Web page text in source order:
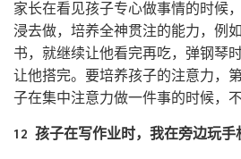
家长在看见孩子专心做事情的时候
浸去做，培养全神贯注的能力，例
书，就继续让他看完再吃，弹钢琴
让他搭完。要培养孩子的注意力，
子在集中注意力做一件事的时候，不
12 孩子在写作业时，我在旁边玩手